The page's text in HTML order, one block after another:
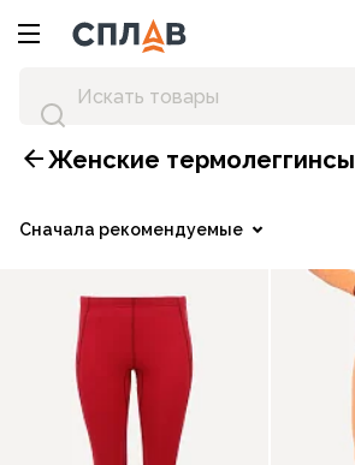
Женские термолеггинсы
Сначала рекомендуемые